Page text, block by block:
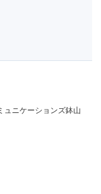
ニケーションズ鉢山